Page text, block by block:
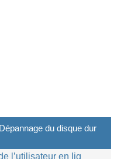
du disque dur
l’utilisateur en lig